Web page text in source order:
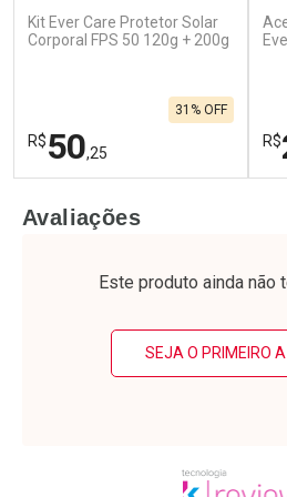
Kit Ever Care Protetor Solar
Corporal FPS 50 120g + 200g
R$50,25
31% OFF
Laboratório
Por Menos
R$
Avaliações
Este produto ainda não
SEJA O PRIMEIRO